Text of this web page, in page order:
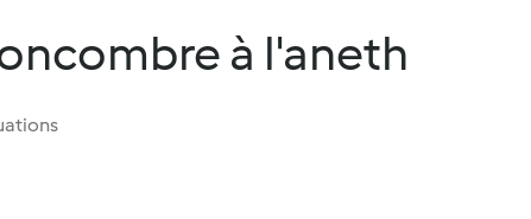
à l'aneth